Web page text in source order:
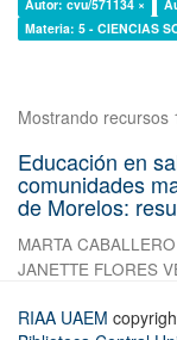
Autor: cvu/571134 ×
Materia: 5 - CIENCIAS
Mostrando recursos
Educación en
comunidades
de Morelos:
MARTA
JANETTE FLORES
RIAA UAEM